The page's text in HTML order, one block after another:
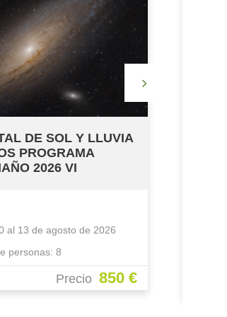
DE SOL Y LLUVIA
PROGRAMA
2026 II
Precio 850 €
al 13 de agosto de 2026
personas: 15